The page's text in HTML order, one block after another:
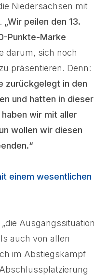
Niedersachsen mit
„Wir peilen den 13.
Punkte-Marke
darum, sich noch
präsentieren. Denn:
zurückgelegt in den
und hatten in dieser
wir mit aller
wollen wir diesen
einem wesentlichen
Ausgangssituation
auch von allen
im Abstiegskampf